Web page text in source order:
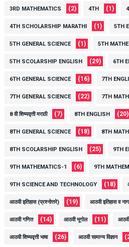
3RD MATHEMATICS (2) 4TH (1)
4TH SCHOLARSHIP MARATHI (1) 5TH
5TH GENERAL SCIENCE (1) 5TH
5TH SCOLARSHIP ENGLISH (29) 6TH
6TH GENERAL SCIENCE (16) 7TH
7TH GENERAL SCIENCE (22) 7TH
8 वी शिष्यवृत्ती मराठी (7) 8TH ENGLISH (20)
8TH GENERAL SCIENCE (18) 8TH
8TH SCOLARSHIP ENGLISH (25) 9TH
9TH MATHEMATICS-1 (6) 9TH
9TH SCIENCE AND TECHNOLOGY (18)
आठवी इतिहास (प्रश्नोत्तरे) (19) आठवी इतिहास व
आठवी गणित (14) आठवी भूगोल (11) आठवी
आठवी शिष्यवृत्ती भाषा (26) आठवी सामान्य विज्ञान